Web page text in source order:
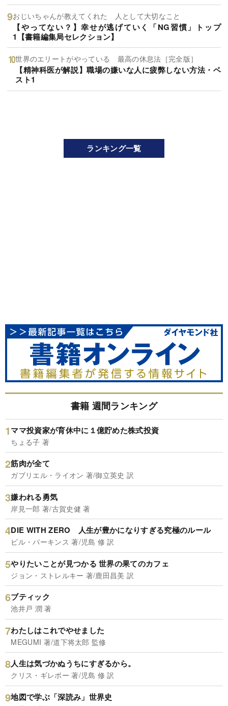
おじいちゃんが教えてくれた 人として大切なこと
【やってない？】幸せが逃げていく「NG習慣」トップ
1【書籍編集局セレクション】
世界のエリートがやっている 最高の休息法［完全版］
【精神科医が解説】職場の嫌いな人に疲弊しない方法・ベ
スト1
ランキング一覧
書籍 週間ランキング
ママ投資家が育休中に１億貯めた株式投資
ちょる子 著
筋肉が全て
ガブリエル・ライオン 著/御立英史 訳
嫌われる勇気
岸見一郎 著/古賀史健 著
DIE WITH ZERO 人生が豊かになりすぎる究極のルール
ビル・パーキンス 著/児島 修 訳
やりたいことが見つかる 世界の果てのカフェ
ジョン・ストレルキー 著/鹿田昌美 訳
ブティック
池井戸 潤 著
わたしはこれでやせました
MEGUMI 著/道下将太郎 監修
人生は気づかぬうちにすぎるから。
クリス・ギレボー 著/児島 修 訳
地図で学ぶ「深読み」世界史